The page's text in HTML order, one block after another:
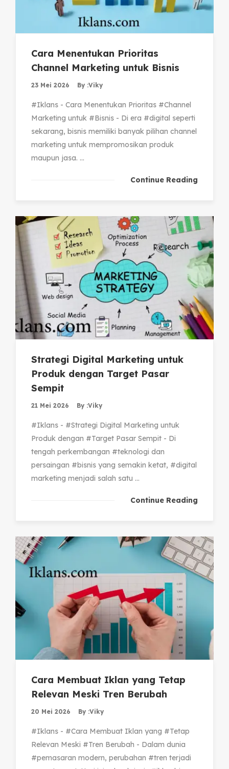
Cara Menentukan Prioritas
Channel Marketing untuk Bisnis
23 Mei 2026 By :Viky
#Iklans - Cara Menentukan Prioritas #Channel
Marketing untuk #Bisnis - Di era #digital seperti
sekarang, bisnis memiliki banyak pilihan channel
marketing untuk mempromosikan produk
maupun jasa. ...
Continue Reading
Strategi Digital Marketing untuk
Produk dengan Target Pasar
Sempit
21 Mei 2026 By :Viky
#Iklans - #Strategi Digital Marketing untuk
Produk dengan #Target Pasar Sempit - Di
tengah perkembangan #teknologi dan
persaingan #bisnis yang semakin ketat, #digital
marketing menjadi salah satu ...
Continue Reading
Cara Membuat Iklan yang Tetap
Relevan Meski Tren Berubah
20 Mei 2026 By :Viky
#Iklans - #Cara Membuat Iklan yang #Tetap
Relevan Meski #Tren Berubah - Dalam dunia
#pemasaran modern, perubahan #tren terjadi